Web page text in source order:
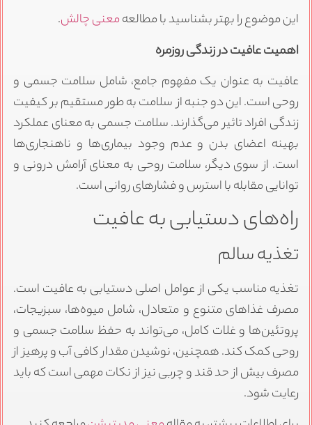
این موضوع را بهتر بشناسید با مطالعهمعنی چالش.
اهمیت عافیت در زندگی روزمره
عافیت به عنوان یک مفهوم جامع، شامل سلامت جسمی و
روحی است. این دو جنبه از سلامت به طور مستقیم بر کیفیت
زندگی افراد تاثیر می‌گذارند. سلامت جسمی به معنای عملکرد
بهینه اعضای بدن و عدم وجود بیماری‌ها و ناهنجاری‌ها
است. از سوی دیگر، سلامت روحی به معنای آرامش درونی و
توانایی مقابله با استرس و فشارهای روانی است.
راه‌های دستیابی به عافیت
تغذیه سالم
تغذیه مناسب یکی از عوامل اصلی دستیابی به عافیت است.
مصرف غذاهای متنوع و متعادل، شامل میوه‌ها، سبزیجات،
پروتئین‌ها و غلات کامل، می‌تواند به حفظ سلامت جسمی و
روحی کمک کند. همچنین، نوشیدن مقدار کافی آب و پرهیز از
مصرف بیش از حد قند و چربی نیز از نکات مهمی است که باید
رعایت شود.